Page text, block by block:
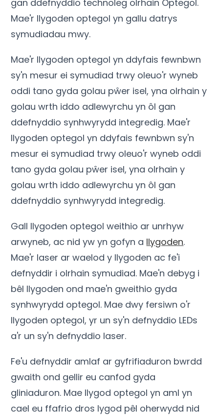
gan ddefnyddio technoleg olrhain Optegol.
Mae'r llygoden optegol yn gallu datrys
symudiadau mwy.
Mae'r llygoden optegol yn ddyfais fewnbwn
sy'n mesur ei symudiad trwy oleuo'r wyneb
oddi tano gyda golau pŵer isel, yna olrhain y
golau wrth iddo adlewyrchu yn ôl gan
ddefnyddio synhwyrydd integredig. Mae'r
llygoden optegol yn ddyfais fewnbwn sy'n
mesur ei symudiad trwy oleuo'r wyneb oddi
tano gyda golau pŵer isel, yna olrhain y
golau wrth iddo adlewyrchu yn ôl gan
ddefnyddio synhwyrydd integredig.
Gall llygoden optegol weithio ar unrhyw
arwyneb, ac nid yw yn gofyn a llygoden.
Mae'r laser ar waelod y llygoden ac fe'i
defnyddir i olrhain symudiad. Mae'n debyg i
bêl llygoden ond mae'n gweithio gyda
synhwyrydd optegol. Mae dwy fersiwn o'r
llygoden optegol, yr un sy'n defnyddio LEDs
a'r un sy'n defnyddio laser.
Fe'u defnyddir amlaf ar gyfrifiaduron bwrdd
gwaith ond gellir eu canfod gyda
gliniaduron. Mae llygod optegol yn aml yn
cael eu ffafrio dros lygod pêl oherwydd nid